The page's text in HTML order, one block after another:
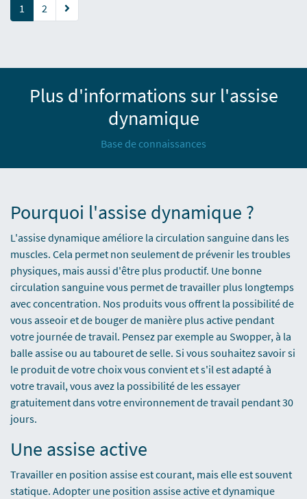
1 (current)
2
Plus d'informations sur l'assise
dynamique
Base de connaissances
Pourquoi l'assise dynamique ?
L'assise dynamique améliore la circulation sanguine dans les
muscles. Cela permet non seulement de prévenir les troubles
physiques, mais aussi d'être plus productif. Une bonne
circulation sanguine vous permet de travailler plus longtemps
avec concentration. Nos produits vous offrent la possibilité de
vous asseoir et de bouger de manière plus active pendant
votre journée de travail. Pensez par exemple au Swopper, à la
balle assise ou au tabouret de selle. Si vous souhaitez savoir si
le produit de votre choix vous convient et s'il est adapté à
votre travail, vous avez la possibilité de les essayer
gratuitement dans votre environnement de travail pendant 30
jours.
Une assise active
Travailler en position assise est courant, mais elle est souvent
statique. Adopter une position assise active et dynamique